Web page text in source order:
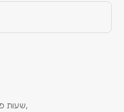
שעות פעילות: ימים א׳-ה׳ בין השעות 9:00-17:30,